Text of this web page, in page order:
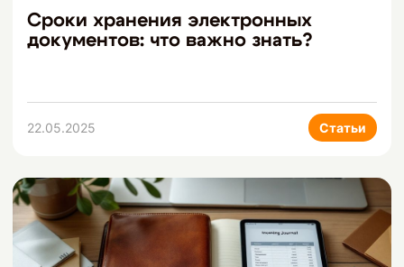
Сроки хранения электронных
документов: что важно знать?
22.05.2025 Статьи